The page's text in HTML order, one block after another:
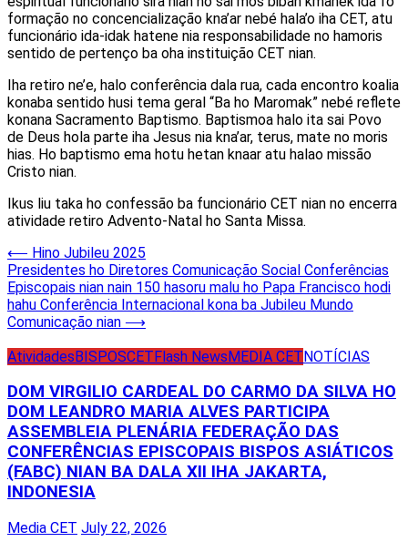
formação no concencialização kna’ar nebé hala’o iha CET, atu
funcionário ida-idak hatene nia responsabilidade no hamoris
sentido de pertenço ba oha instituição CET nian.
Iha retiro ne’e, halo conferência dala rua, cada encontro koalia
konaba sentido husi tema geral “Ba ho Maromak” nebé reflete
konana Sacramento Baptismo. Baptismoa halo ita sai Povo
de Deus hola parte iha Jesus nia kna’ar, terus, mate no moris
hias. Ho baptismo ema hotu hetan knaar atu halao missão
Cristo nian.
Ikus liu taka ho confessão ba funcionário CET nian no encerra
atividade retiro Advento-Natal ho Santa Missa.
Post
navigation
⟵ Hino Jubileu 2025
Presidentes ho Diretores Comunicação Social Conferências
Episcopais nian nain 150 hasoru malu ho Papa Francisco hodi
hahu Conferência Internacional kona ba Jubileu Mundo
Comunicação nian ⟶
AtividadesBISPOSCETFlash NewsMEDIA CETNOTÍCIAS
DOM VIRGILIO CARDEAL DO CARMO DA SILVA HO
DOM LEANDRO MARIA ALVES PARTICIPA
ASSEMBLEIA PLENÁRIA FEDERAÇÃO DAS
CONFERÊNCIAS EPISCOPAIS BISPOS ASIÁTICOS
(FABC) NIAN BA DALA XII IHA JAKARTA,
INDONESIA
Media CET July 22, 2026